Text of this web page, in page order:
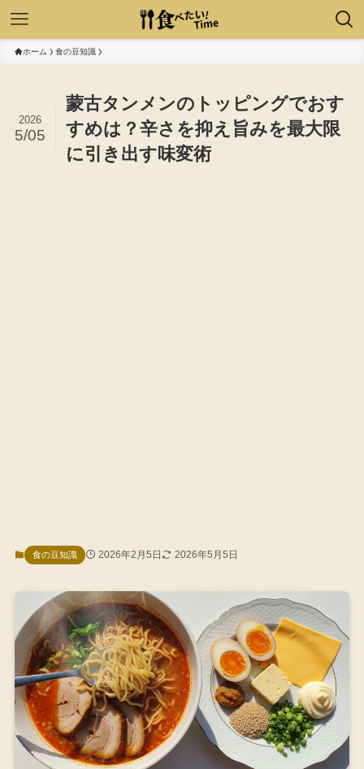
ホーム 食の豆知識
蒙古タンメンのトッピングでおす
すめは？辛さを抑え旨みを最大限
に引き出す味変術
2026
5/05
食の豆知識 2026年2月5日 2026年5月5日